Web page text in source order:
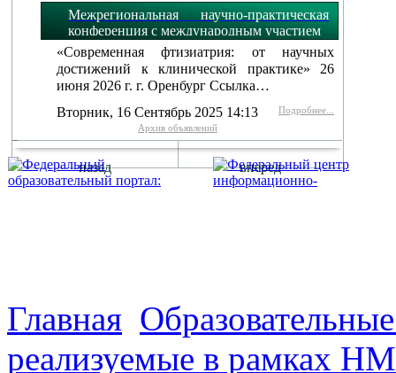
Межрегиональная научно-практическая
конференция с международным участием
«Современная фтизиатрия: от научных
достижений к клинической практике» 26
июня 2026 г. г. Оренбург Ссылка…
Вторник, 16 Сентябрь 2025 14:13
Подробнее...
Архив объявлений
назад вперед
Главная
реализуемые в рамках